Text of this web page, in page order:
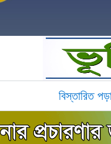
বিস্তারিত